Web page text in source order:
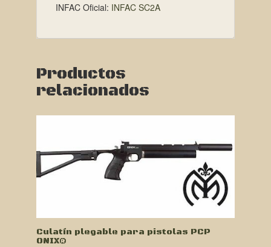
INFAC Oficial: INFAC SC2A
Productos
relacionados
Culatín plegable para pistolas PCP
ONIX®